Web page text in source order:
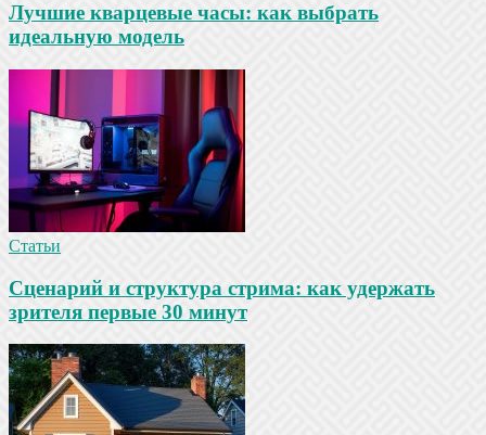
Лучшие кварцевые часы: как выбрать
идеальную модель
Статьи
Сценарий и структура стрима: как удержать
зрителя первые 30 минут